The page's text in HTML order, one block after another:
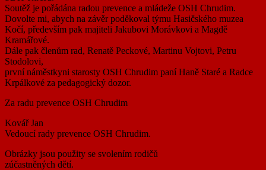
Soutěž je pořádána radou prevence a mládeže OSH Chrudim.
Dovolte mi, abych na závěr poděkoval týmu Hasičského muzea
Kočí, především pak majiteli Jakubovi Morávkovi a Magdě
Kramářové.
Dále pak členům rad, Renatě Peckové, Martinu Vojtovi, Petru
Stodolovi,
první náměstkyni starosty OSH Chrudim paní Haně Staré a Radce
Krpálkové za pedagogický dozor.
Za radu prevence OSH Chrudim
Kovář Jan
Vedoucí rady prevence OSH Chrudim.
Obrázky jsou použity se svolením rodičů
zúčastněných dětí.